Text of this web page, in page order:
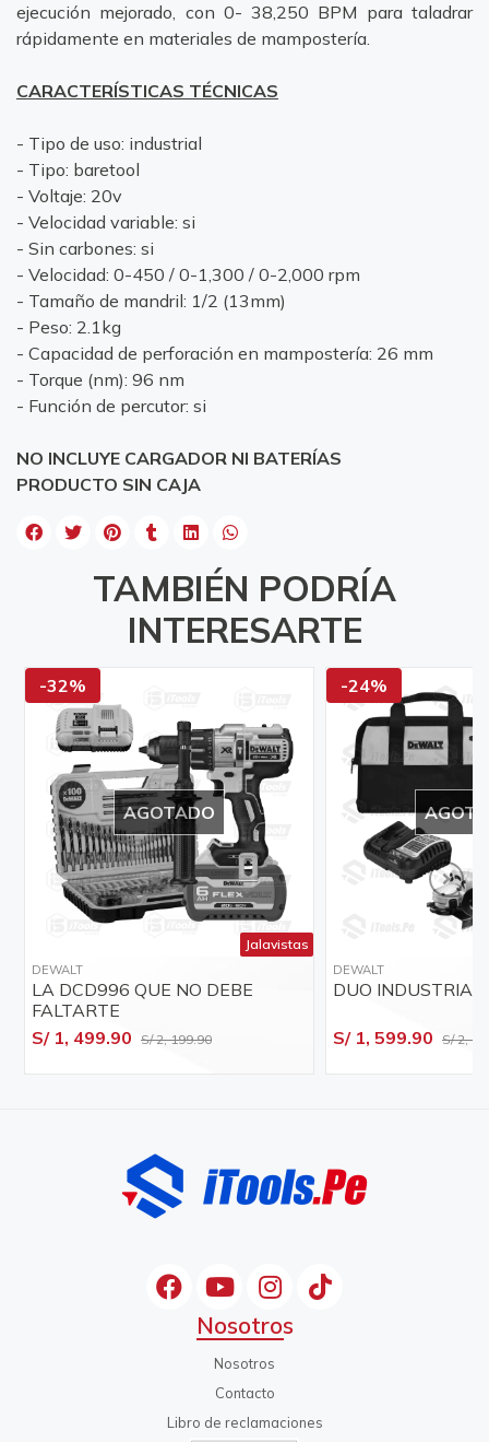
ejecución mejorado, con 0- 38,250 BPM para taladrar
rápidamente en materiales de mampostería.
CARACTERÍSTICAS TÉCNICAS
- Tipo de uso: industrial
- Tipo: baretool
- Voltaje: 20v
- Velocidad variable: si
- Sin carbones: si
- Velocidad: 0-450 / 0-1,300 / 0-2,000 rpm
- Tamaño de mandril: 1/2 (13mm)
- Peso: 2.1kg
- Capacidad de perforación en mampostería: 26 mm
- Torque (nm): 96 nm
- Función de percutor: si
NO INCLUYE CARGADOR NI BATERÍAS
PRODUCTO SIN CAJA
TAMBIÉN PODRÍA
INTERESARTE
-32%
AGOTADO
Jalavistas
DEWALT
LA DCD996 QUE NO DEBE
FALTARTE
S/ 1, 499.90 S/ 2, 199.90
-24%
DEWALT
DUO INDUSTRIAL
S/ 1, 599.90 S/ 2,
Nosotros
Nosotros
Contacto
Libro de reclamaciones